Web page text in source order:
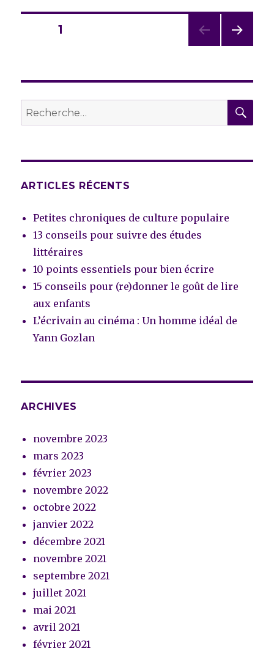
des
études
Navigation
articles
PAGE1
ANT
E
Recherche
pour :
ARTICLES RÉCENTS
Petites chroniques de culture populaire
13 conseils pour suivre des études
littéraires
10 points essentiels pour bien écrire
15 conseils pour (re)donner le goût de lire
aux enfants
L’écrivain au cinéma : Un homme idéal de
Yann Gozlan
ARCHIVES
novembre 2023
mars 2023
février 2023
novembre 2022
octobre 2022
janvier 2022
décembre 2021
novembre 2021
septembre 2021
juillet 2021
mai 2021
avril 2021
février 2021